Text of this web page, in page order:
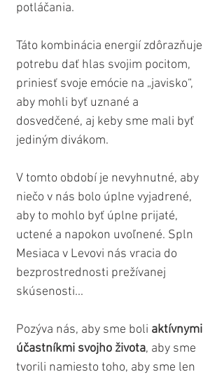
potláčania.
Táto kombinácia energií zdôrazňuje
potrebu dať hlas svojim pocitom,
priniesť svoje emócie na „javisko“,
aby mohli byť uznané a
dosvedčené, aj keby sme mali byť
jediným divákom.
V tomto období je nevyhnutné, aby
niečo v nás bolo úplne vyjadrené,
aby to mohlo byť úplne prijaté,
uctené a napokon uvoľnené. Spln
Mesiaca v Levovi nás vracia do
bezprostrednosti prežívanej
skúsenosti...
Pozýva nás, aby sme boli aktívnymi
účastníkmi svojho života, aby sme
tvorili namiesto toho, aby sme len